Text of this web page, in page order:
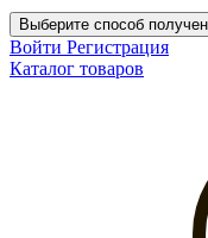
Выберите способ
Войти Регистрация
Каталог товаров